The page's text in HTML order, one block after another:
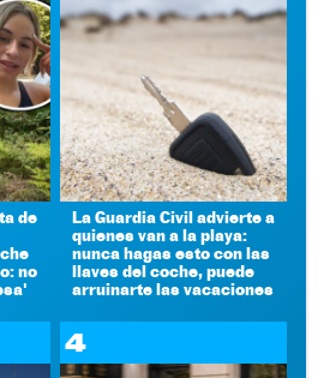
de
no
La Guardia Civil advierte a
quienes van a la playa:
nunca hagas esto con las
llaves del coche, puede
arruinarte las vacaciones
4